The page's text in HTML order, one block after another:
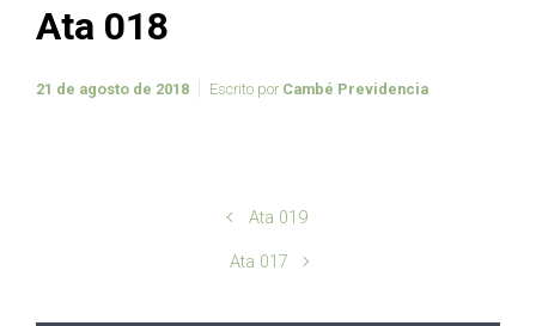
Ata 018
21 de agosto de 2018 Escrito por Cambé Previdencia
Ata 019
Ata 017